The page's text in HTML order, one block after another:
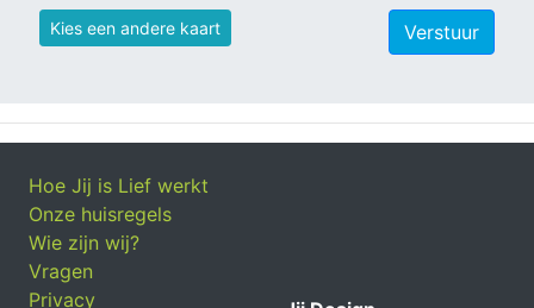
Kies een andere kaart Verstuur
Hoe Jij is Lief werkt
Onze huisregels
Wie zijn wij?
Vragen
Privacy